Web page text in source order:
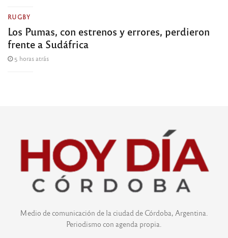
RUGBY
Los Pumas, con estrenos y errores, perdieron
frente a Sudáfrica
5 horas atrás
Medio de comunicación de la ciudad de Córdoba, Argentina.
Periodismo con agenda propia.